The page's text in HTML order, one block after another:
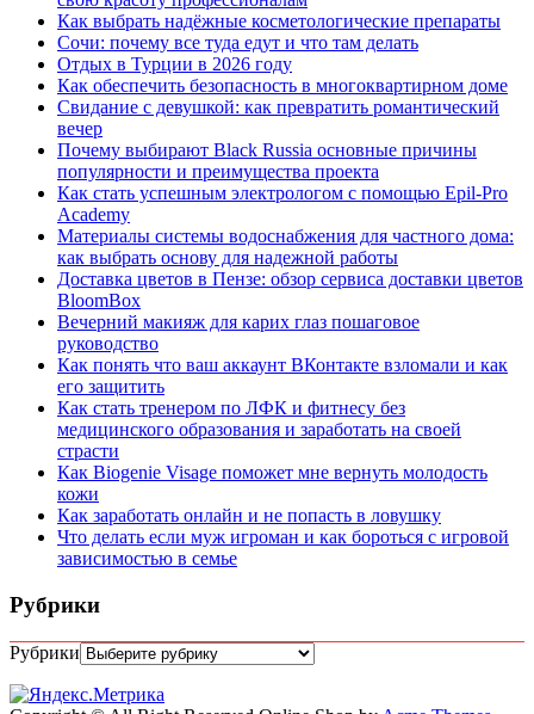
Как выбрать надёжные косметологические препараты
Сочи: почему все туда едут и что там делать
Отдых в Турции в 2026 году
Как обеспечить безопасность в многоквартирном доме
Свидание с девушкой: как превратить романтический
вечер
Почему выбирают Black Russia основные причины
популярности и преимущества проекта
Как стать успешным электрологом с помощью Epil-Pro
Academy
Материалы системы водоснабжения для частного дома:
как выбрать основу для надежной работы
Доставка цветов в Пензе: обзор сервиса доставки цветов
BloomBox
Вечерний макияж для карих глаз пошаговое
руководство
Как понять что ваш аккаунт ВКонтакте взломали и как
его защитить
Как стать тренером по ЛФК и фитнесу без
медицинского образования и заработать на своей
страсти
Как Biogenie Visage поможет мне вернуть молодость
кожи
Как заработать онлайн и не попасть в ловушку
Что делать если муж игроман и как бороться с игровой
зависимостью в семье
Рубрики
Рубрики